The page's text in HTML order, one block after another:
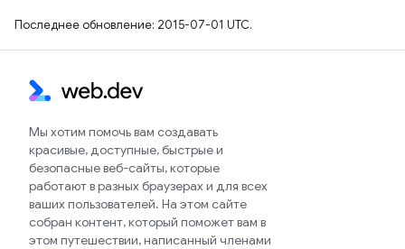
Последнее обновление: 2015-07-01 UTC.
Мы хотим помочь вам создавать
красивые, доступные, быстрые и
безопасные веб-сайты, которые
работают в разных браузерах и для всех
ваших пользователей. На этом сайте
собран контент, который поможет вам в
этом путешествии, написанный членами